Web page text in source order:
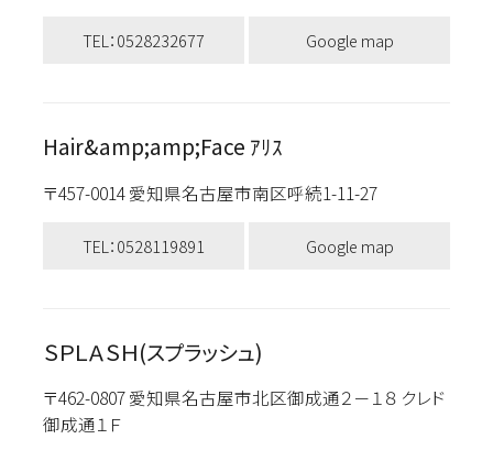
TEL：0528232677 Google map
Hair&amp;amp;Face ｱﾘｽ
〒457-0014 愛知県名古屋市南区呼続1-11-27
TEL：0528119891 Google map
ＳＰＬＡＳＨ(スプラッシュ)
〒462-0807 愛知県名古屋市北区御成通２－１８ クレド
御成通１Ｆ